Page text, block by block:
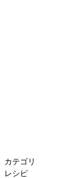
カテゴリ
レシピ